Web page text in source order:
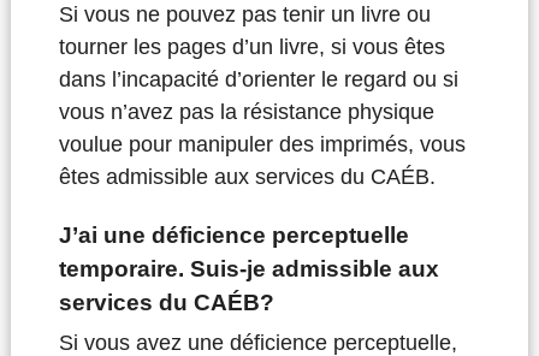
Si vous ne pouvez pas tenir un livre ou
tourner les pages d’un livre, si vous êtes
dans l’incapacité d’orienter le regard ou si
vous n’avez pas la résistance physique
voulue pour manipuler des imprimés, vous
êtes admissible aux services du CAÉB.
J’ai une déficience perceptuelle
temporaire. Suis-je admissible aux
services du CAÉB?
Si vous avez une déficience perceptuelle,